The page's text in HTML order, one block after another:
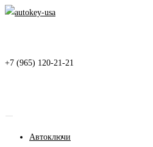
Перейти
+7 (965) 120-21-21
Автоключи